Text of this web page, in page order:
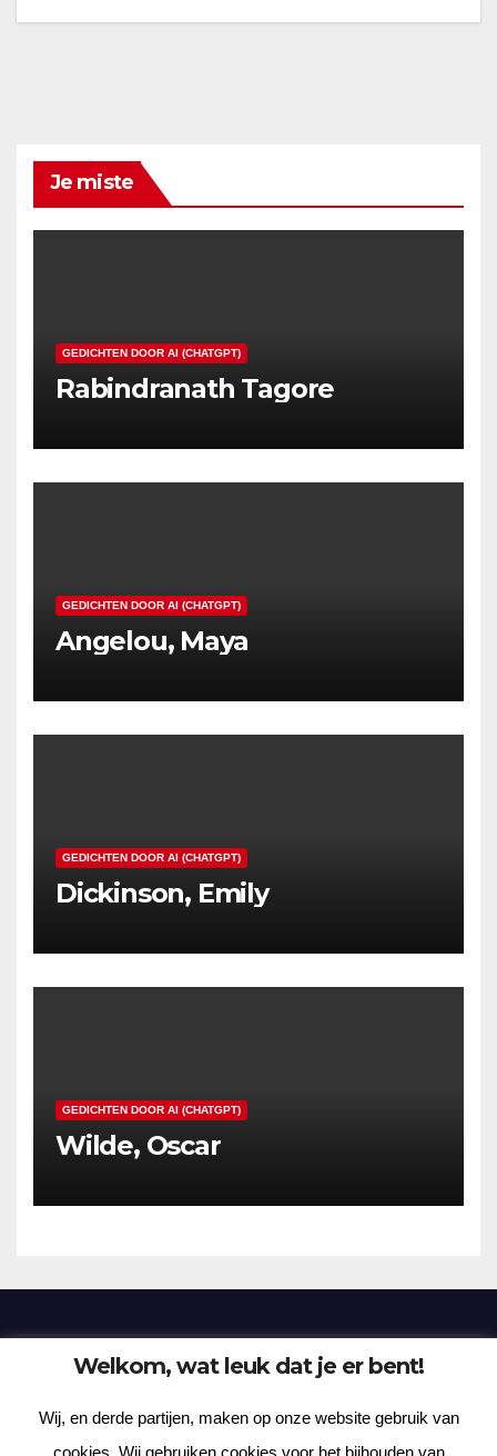
Je miste
GEDICHTEN DOOR AI (CHATGPT)
Rabindranath Tagore
GEDICHTEN DOOR AI (CHATGPT)
Angelou, Maya
GEDICHTEN DOOR AI (CHATGPT)
Dickinson, Emily
GEDICHTEN DOOR AI (CHATGPT)
Wilde, Oscar
Frenzy Plantation
Korte verhalen, kortere gedichten, lange gedachten
Welkom, wat leuk dat je er bent!
Wij, en derde partijen, maken op onze website gebruik van
cookies. Wij gebruiken cookies voor het bijhouden van